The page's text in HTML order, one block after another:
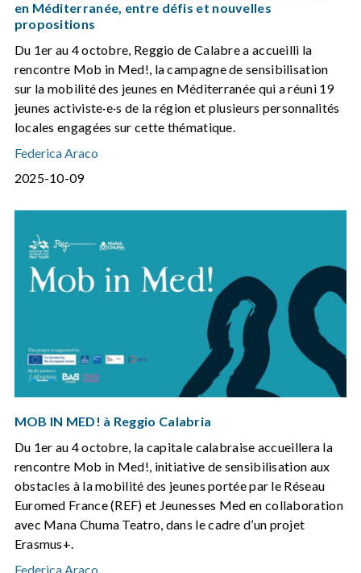
en Méditerranée, entre défis et nouvelles
propositions
Du 1er au 4 octobre, Reggio de Calabre a accueilli la
rencontre Mob in Med!, la campagne de sensibilisation
sur la mobilité des jeunes en Méditerranée qui a réuni 19
jeunes activiste·e·s de la région et plusieurs personnalités
locales engagées sur cette thématique.
Federica Araco
2025-10-09
MOB IN MED! à Reggio Calabria
Du 1er au 4 octobre, la capitale calabraise accueillera la
rencontre Mob in Med!, initiative de sensibilisation aux
obstacles à la mobilité des jeunes portée par le Réseau
Euromed France (REF) et Jeunesses Med en collaboration
avec Mana Chuma Teatro, dans le cadre d’un projet
Erasmus+.
Federica Araco